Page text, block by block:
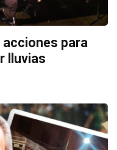
acciones para
lluvias